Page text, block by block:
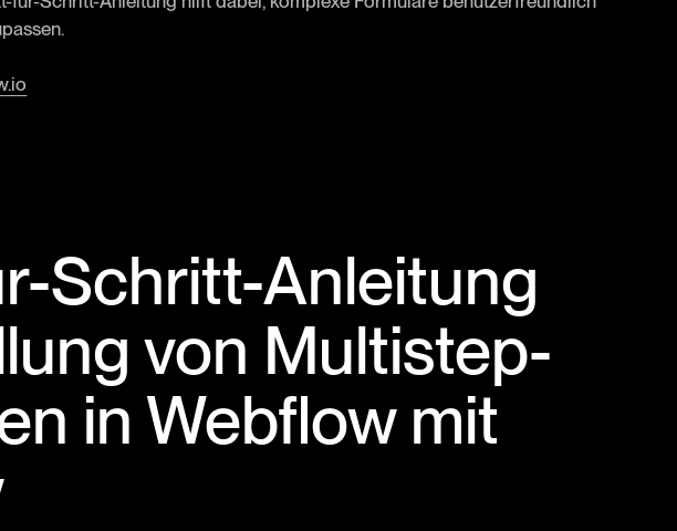
Schritt-Anleitung
von Multistep-
in Webflow mit